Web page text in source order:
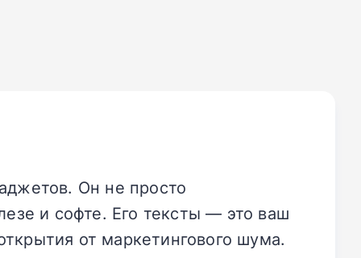
Он не просто
и софте. Его тексты — это ваш
от маркетингового шума.